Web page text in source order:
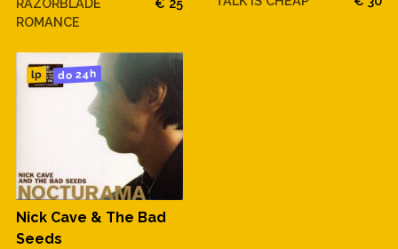
ROMANCE
lp do 24h
Nick Cave & The Bad
Seeds